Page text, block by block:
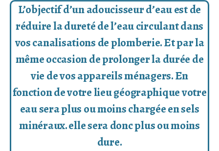
L’objectif d’un adoucisseur d’eau est de
réduire la dureté de l’eau circulant dans
vos canalisations de plomberie. Et par la
même occasion de prolonger la durée de
vie de vos appareils ménagers. En
fonction de votre lieu géographique votre
eau sera plus ou moins chargée en sels
minéraux. elle sera donc plus ou moins
dure.